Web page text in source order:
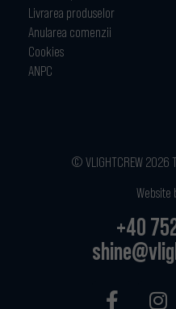
Livrarea produselor
Anularea comenzii
Cookies
ANPC
© VLIGHTCREW 2026
Website
+40